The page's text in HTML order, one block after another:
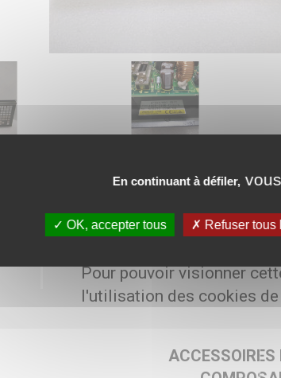
En continuant à défiler,
OK, accepter tous Refuser tous
Prix de vente : 800 € HT
Pour pouvoir visionner
l'utilisation des cookies de